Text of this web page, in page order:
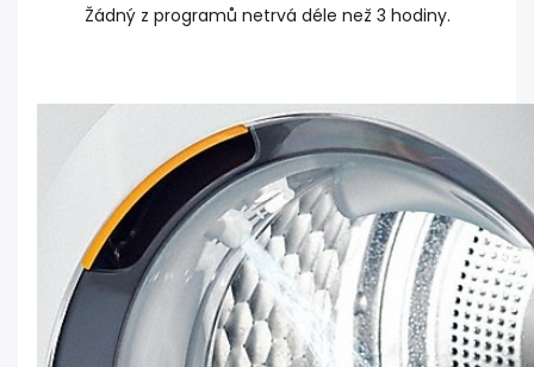
Žádný z programů netrvá déle než 3 hodiny.